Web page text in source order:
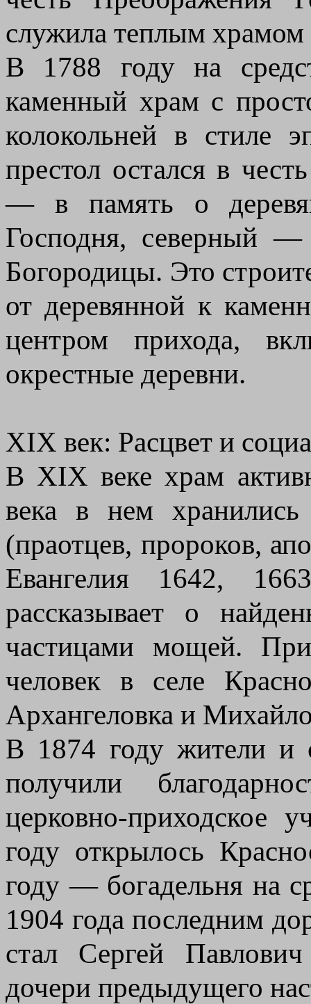
служила теплым
В 1788 году на
каменный храм с
колокольней в стиле
престол остался в
— в память о
Господня, северный —
Богородицы. Это
от деревянной к
центром прихода,
окрестные деревни.
XIX век: Расцвет и
В XIX веке храм
века в нем
(праотцев, пророков,
Евангелия 1642,
рассказывает о
частицами мощей.
человек в селе
Архангеловка и
В 1874 году жители и
получили
церковно-приходское
году открылось
году — богадельня на
1904 года последним
стал Сергей
дочери предыдущего